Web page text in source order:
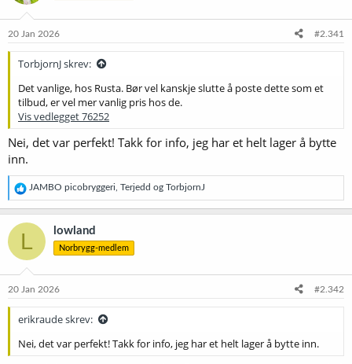
a
r
t
e
a
o
20 Jan 2026 #2.341
TorbjornJ skrev:
Det vanlige, hos Rusta. Bør vel kanskje slutte å poste dette som et
tilbud, er vel mer vanlig pris hos de.
Vis vedlegget 76252
Nei, det var perfekt! Takk for info, jeg har et helt lager å bytte
inn.
R
e
a
k
j
o
e
JAMBO picobryggeri Terjedd og TorbjornJ
L lowland
Norbrygg-medlem
20 Jan 2026 #2.342
erikraude skrev:
Nei, det var perfekt! Takk for info, jeg har et helt lager å bytte inn.